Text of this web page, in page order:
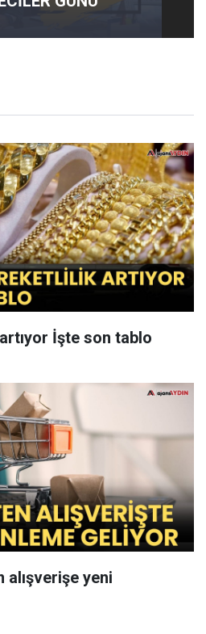
Altında hareketlilik artıyor İşte son tablo
alışverişe yeni